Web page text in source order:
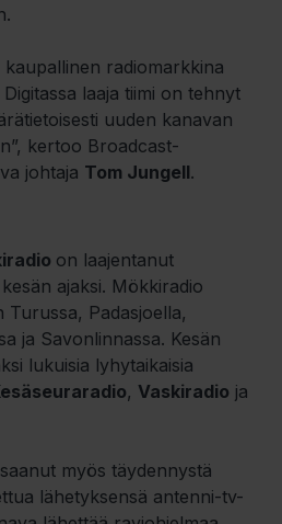
radiomarkkina
laaja tiimi on tehnyt
uuden kanavan
kertoo Broadcast-
johtaja Tom Jungell.
on laajentanut
ajaksi. Mökkiradio
Padasjoella,
ja Savonlinnassa. Kesän
lukuisia lyhytaikaisia
, Vaskiradio ja
myös täydennystä
lähetyksensä antenni-tv-